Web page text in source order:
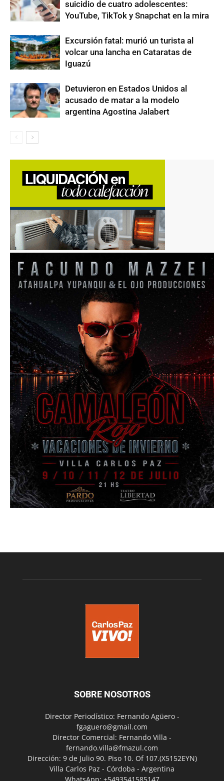
suicidio de cuatro adolescentes:
YouTube, TikTok y Snapchat en la mira
Excursión fatal: murió un turista al
volcar una lancha en Cataratas de
Iguazú
Detuvieron en Estados Unidos al
acusado de matar a la modelo
argentina Agostina Jalabert
SOBRE NOSOTROS
Director Periodístico: Fernando Agüero -
fgaguero@gmail.com
Director Comercial: Fernando Villa -
fernando.villa@fmazul.com
Dirección: 9 de Julio 90. Piso 10. Of 107.(X5152EYN)
Villa Carlos Paz - Córdoba - Argentina